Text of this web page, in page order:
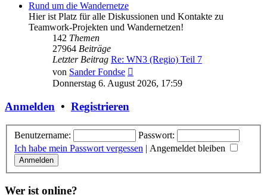
Rund um die Wandernetze
Hier ist Platz für alle Diskussionen und Kontakte zu
Teamwork-Projekten und Wandernetzen!
142 Themen
27964 Beiträge
Letzter Beitrag Re: WN3 (Regio) Teil 7
von Sander Fondse
Beitrag
Donnerstag 6. August 2026, 17:59
Anmelden • Registrieren
Benutzername:
Passwort:
Ich habe mein Passwort vergessen | Angemeldet bleiben
Wer ist online?